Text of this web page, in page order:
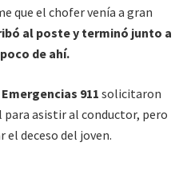
que el chofer venía a gran
al poste y terminó junto a
de ahí.
911 solicitaron
asistir al conductor, pero
deceso del joven.